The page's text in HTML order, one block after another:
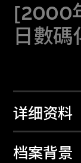
[2000
日數碼
详细资料
档案背景